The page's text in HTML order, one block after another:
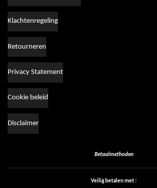
Klachtenregeling
Retourneren
Privacy Statement
Cookie beleid
Disclaimer
Betaalmethoden
Veilig betalen met :